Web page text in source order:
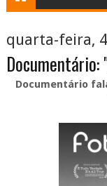
quarta-feira,
Documentário